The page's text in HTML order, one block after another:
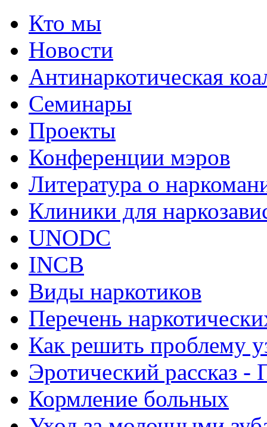
Кто мы
Новости
Антинаркотическая
Семинары
Проекты
Конференции мэров
Литература о
Клиники для
UNODC
INCB
Виды наркотиков
Перечень
Как решить проблему
Эротический рассказ -
Кормление больных